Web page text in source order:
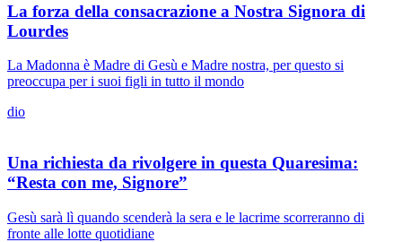
La forza della consacrazione a Nostra Signora di
Lourdes
La Madonna è Madre di Gesù e Madre nostra, per questo si
preoccupa per i suoi figli in tutto il mondo
dio
Una richiesta da rivolgere in questa Quaresima:
“Resta con me, Signore”
Gesù sarà lì quando scenderà la sera e le lacrime scorreranno di
fronte alle lotte quotidiane